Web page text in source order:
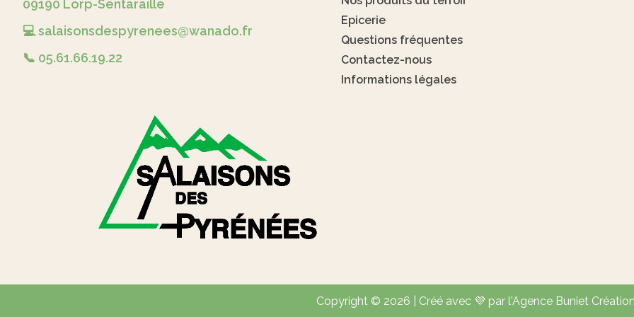
09190 Lorp-Sentaraille
💻 salaisonsdespyrenees@wanado.fr
📞 05.61.66.19.22
Epicerie
Questions fréquentes
Contactez-nous
Informations légales
Copyright © 2026 | Créé avec 💜 par l'Agence Buniet